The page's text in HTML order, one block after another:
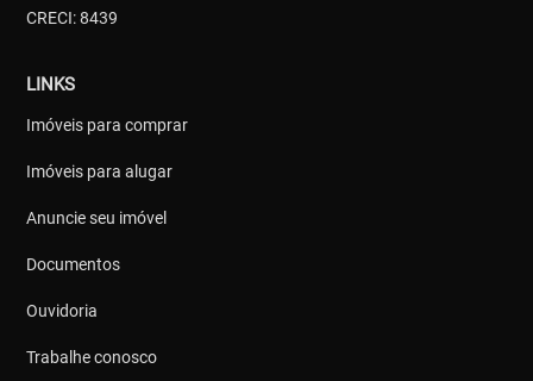
CRECI: 8439
LINKS
Imóveis para comprar
Imóveis para alugar
Anuncie seu imóvel
Documentos
Ouvidoria
Trabalhe conosco